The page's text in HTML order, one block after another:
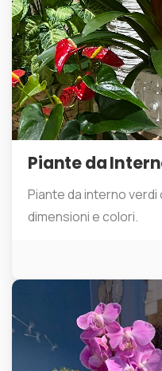
Piante da Interno